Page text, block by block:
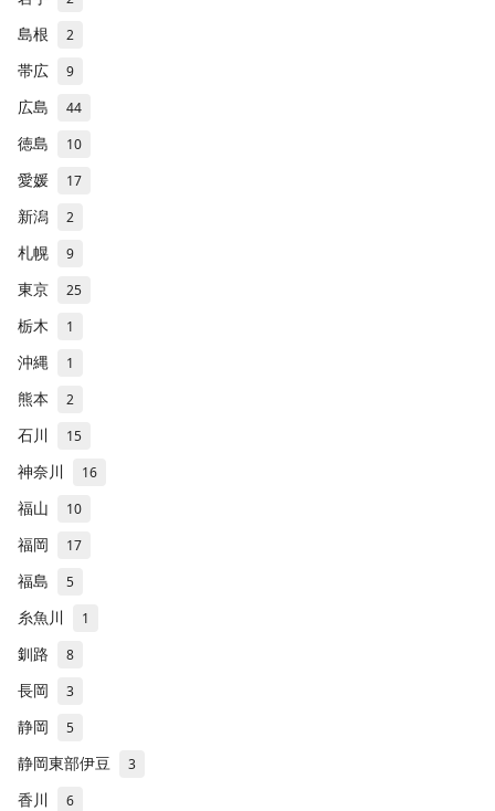
島根 2
帯広 9
広島 44
徳島 10
愛媛 17
新潟 2
札幌 9
東京 25
栃木 1
沖縄 1
熊本 2
石川 15
神奈川 16
福山 10
福岡 17
福島 5
糸魚川 1
釧路 8
長岡 3
静岡 5
静岡東部伊豆 3
香川 6